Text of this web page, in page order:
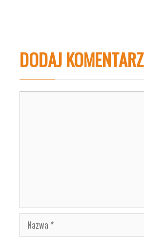
DODAJ KOMENTARZ
Nazwa